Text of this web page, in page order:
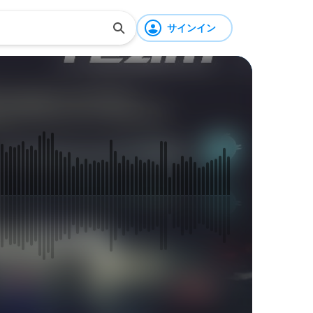
サインイン